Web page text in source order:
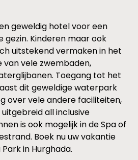
geweldig hotel voor een
Kinderen maar ook
uitstekend vermaken in het
vele zwembaden,
Toegang tot het
dit geweldige waterpark
over vele andere faciliteiten,
all inclusive
is ook mogelijk in de Spa of
Boek nu uw vakantie
in Hurghada.